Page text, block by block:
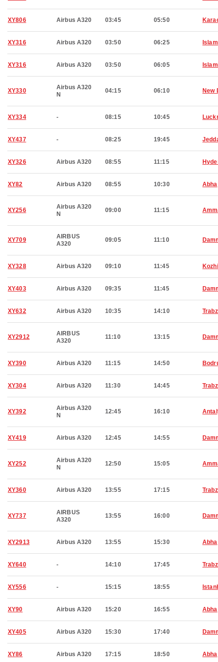
XY806 Airbus A320 03:45 05:50
XY316 Airbus A320 03:50 06:25
XY316 Airbus A320 03:50 06:05
XY330
Airbus A320
N
04:15 06:10 New
XY334 - 08:15 10:45
XY437 - 08:25 19:45
XY326 Airbus A320 08:55 11:15
XY82 Airbus A320 08:55 10:30 Abha
XY256
Airbus A320
N
09:00 11:15
XY709
AIRBUS
A320
09:05 11:10
XY328 Airbus A320 09:10 11:45
XY403 Airbus A320 09:35 11:45
XY632 Airbus A320 10:35 14:10
XY2912
AIRBUS
A320
11:10 13:15
XY390 Airbus A320 11:15 14:50
XY304 Airbus A320 11:30 14:45
XY392
Airbus A320
N
12:45 16:10
XY419 Airbus A320 12:45 14:55
XY252
Airbus A320
N
12:50 15:05
XY360 Airbus A320 13:55 17:15
XY737
AIRBUS
A320
13:55 16:00
XY2913 Airbus A320 13:55 15:30 Abha
XY640 - 14:10 17:45
XY556 - 15:15 18:55
XY90 Airbus A320 15:20 16:55 Abha
XY405 Airbus A320 15:30 17:40
XY86 Airbus A320 17:15 18:50 Abha